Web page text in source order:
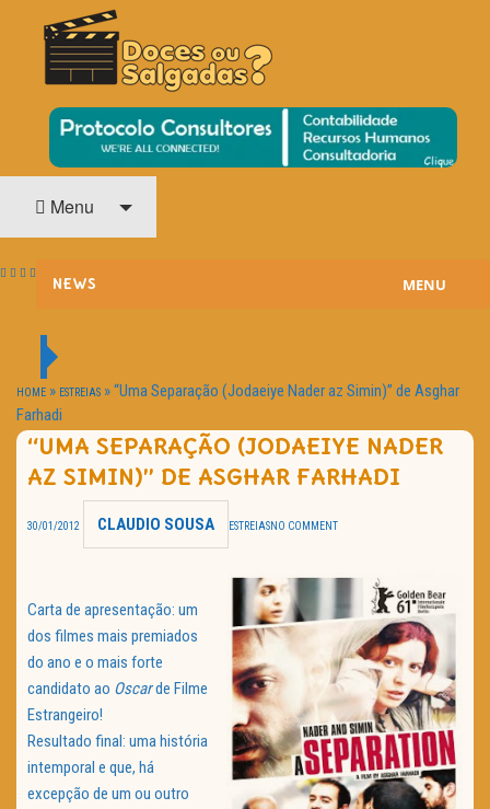
DOCES OU SALGADAS?
O Cinema? Uma Paixão!!
Menu
NEWS
PASSATEMPOS
HOME CINEMA
NOTA PESSOAL
TRAILER DO DIA
MENU
HOME » ESTREIAS »“Uma Separação (Jodaeiye Nader az Simin)” de Asghar
Farhadi
“UMA SEPARAÇÃO (JODAEIYE NADER
AZ SIMIN)” DE ASGHAR FARHADI
30/01/2012 CLAUDIO SOUSA ESTREIASNO COMMENT
Carta de apresentação: um
dos filmes mais premiados
do ano e o mais forte
candidato ao Oscarde Filme
Estrangeiro!
Resultado final: uma história
intemporal e que, há
excepção de um ou outro